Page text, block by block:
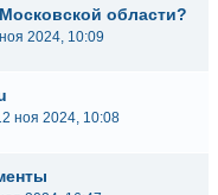
области?
2024, 10:09
ноя 2024, 10:08